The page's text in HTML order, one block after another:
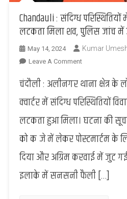
Chandauli : संदिग्ध
लटकता मिला शव, पुलिस जांच में
May 14, 2024 Kumar
Leave A CommentOn
:
संदिग्ध
परिस्थितियों
में
का
फंदे
लटकता
चंदौली : अलीनगर थाना क्षेत्र के
क्वार्टर में संदिग्ध परिस्थितियों
लटकता हुआ मिला। घटना की
को कब्जे में लेकर पोस्टमार्टम के
दिया और अग्रिम करवाई में जुट
इलाके में सनसनी फैली […]